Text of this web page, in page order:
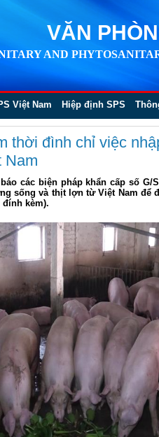
VĂN
AND
Việt Nam Hiệp định SPS
thời đình chỉ việc
Nam
các biện pháp khẩn cấp số G/
sống và thịt lợn từ Việt Nam để
đính kèm).